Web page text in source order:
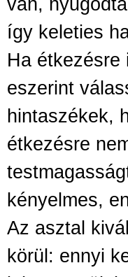
van,
így keleties
Ha étkezésre
eszerint
hintaszékek,
étkezésre
kényelmes,
Az asztal
körül: ennyi